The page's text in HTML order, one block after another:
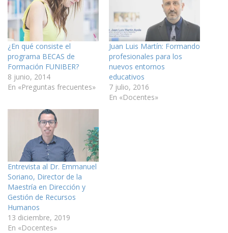
¿En qué consiste el
programa BECAS de
Formación FUNIBER?
8 junio, 2014
En «Preguntas frecuentes»
Juan Luis Martín: Formando
profesionales para los
nuevos entornos
educativos
7 julio, 2016
En «Docentes»
Entrevista al Dr. Emmanuel
Soriano, Director de la
Maestría en Dirección y
Gestión de Recursos
Humanos
13 diciembre, 2019
En «Docentes»